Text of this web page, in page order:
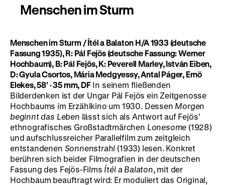
Menschen im Sturm
Menschen im Sturm / Ítél a Balaton H/A 1933 (deutsche
Fassung 1935), R: Pál Fejös (deutsche Fassung: Werner
Hochbaum), B: Pál Fejös, K: Peverell Marley, István Eiben,
D: Gyula Csortos, Mária Medgyessy, Antal Páger, Ernö
Elekes, 58’·35 mm, DFIn seinem fließenden
Bilderdenken ist der Ungar Pál Fejös ein Zeitgenosse
Hochbaums im Erzählkino um 1930. Dessen Morgen
beginnt das Leben lässt sich als Antwort auf Fejös’
ethnografisches Großstadtmärchen Lonesome (1928)
und aufschlussreicher Parallelfilm zum zeitgleich
entstandenen Sonnenstrahl (1933) lesen. Konkret
berühren sich beider Filmografien in der deutschen
Fassung des Fejös-Films Ítél a Balaton, mit der
Hochbaum beauftragt wird: Er moduliert das Original,